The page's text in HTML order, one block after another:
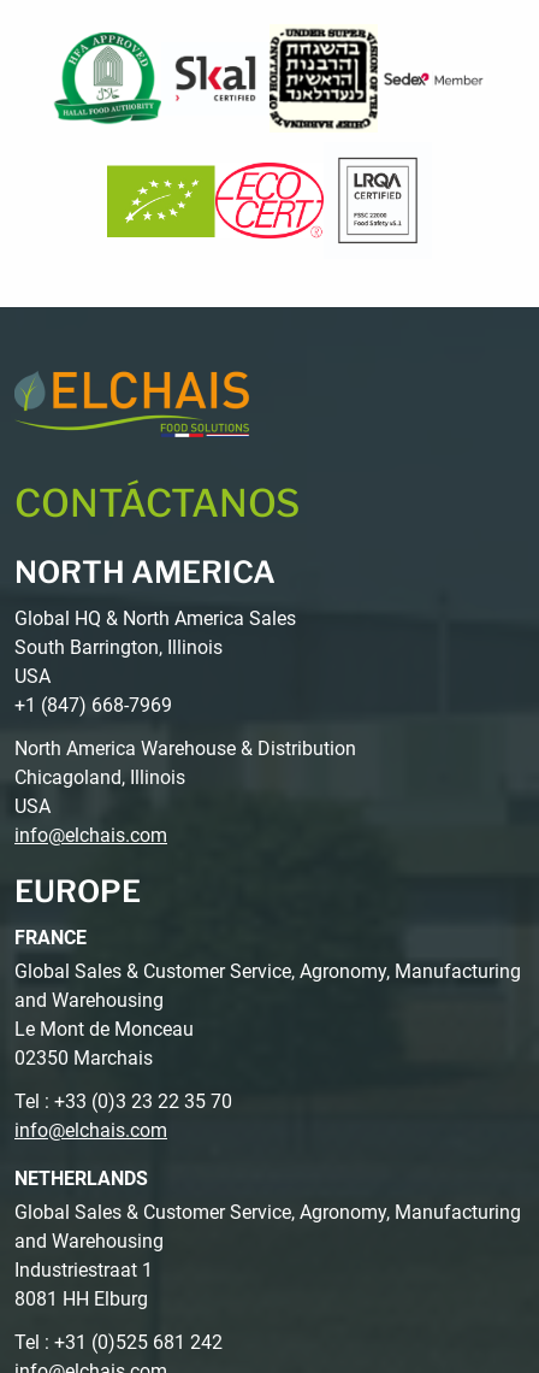
CONTÁCTANOS
NORTH AMERICA
Global HQ & North America Sales
South Barrington, Illinois
USA
+1 (847) 668-7969
North America Warehouse & Distribution
Chicagoland, Illinois
USA
info@elchais.com
EUROPE
FRANCE
Global Sales & Customer Service, Agronomy, Manufacturing
and Warehousing
Le Mont de Monceau
02350 Marchais
Tel : +33 (0)3 23 22 35 70
info@elchais.com
NETHERLANDS
Global Sales & Customer Service, Agronomy, Manufacturing
and Warehousing
Industriestraat 1
8081 HH Elburg
Tel : +31 (0)525 681 242